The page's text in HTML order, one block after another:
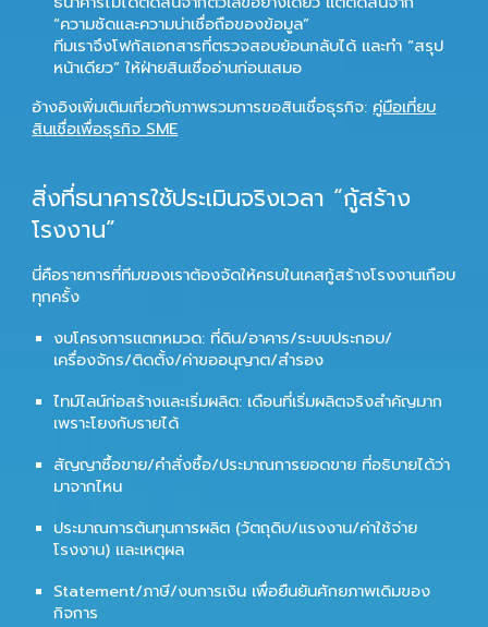
“ความชัดและความน่าเชื่อถือของข้อมูล”
ทีมเราจึงโฟกัสเอกสารที่ตรวจสอบย้อนกลับได้ และทำ “สรุป
หน้าเดียว” ให้ฝ่ายสินเชื่ออ่านก่อนเสมอ
อ้างอิงเพิ่มเติมเกี่ยวกับภาพรวมการขอสินเชื่อธุรกิจ: คู่มือเที่ยบ
สินเชื่อเพื่อธุรกิจ SME
สิ่งที่ธนาคารใช้ประเมินจริงเวลา “กู้สร้าง
โรงงาน”
นี่คือรายการที่ทีมของเราต้องจัดให้ครบในเคสกู้สร้างโรงงานเกือบ
ทุกครั้ง
งบโครงการแตกหมวด: ที่ดิน/อาคาร/ระบบประกอบ/
เครื่องจักร/ติดตั้ง/ค่าขออนุญาต/สำรอง
ไทม์ไลน์ก่อสร้างและเริ่มผลิต: เดือนที่เริ่มผลิตจริงสำคัญมาก
เพราะโยงกับรายได้
สัญญาซื้อขาย/คำสั่งซื้อ/ประมาณการยอดขาย ที่อธิบายได้ว่า
มาจากไหน
ประมาณการต้นทุนการผลิต (วัตถุดิบ/แรงงาน/ค่าใช้จ่าย
โรงงาน) และเหตุผล
Statement/ภาษี/งบการเงิน เพื่อยืนยันศักยภาพเดิมของ
กิจการ